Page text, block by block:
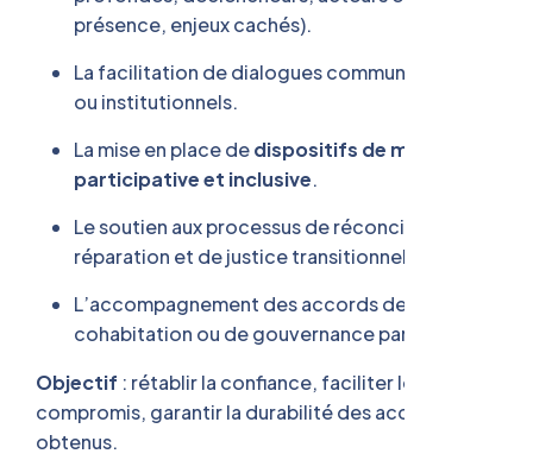
présence, enjeux cachés).
La facilitation de dialogues communautaires
ou institutionnels.
La mise en place dedispositifs de médiation
participative et inclusive.
Le soutien aux processus de réconciliation, de
réparation et de justice transitionnelle.
L’accompagnement des accords de paix, de
cohabitation ou de gouvernance partagée.
Objectif : rétablir la confiance, faciliter les
compromis, garantir la durabilité des accords
obtenus.